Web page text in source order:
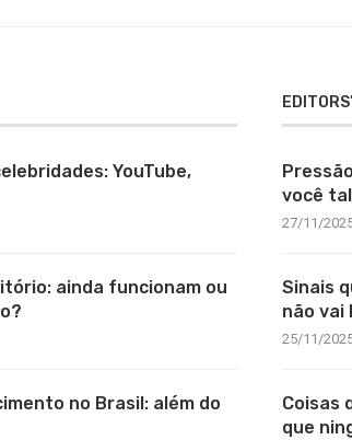
YouTube,
ainda funcionam ou
no Brasil: além do
você
27/11/
Sinais
não vai
25/11/
Coisas
que